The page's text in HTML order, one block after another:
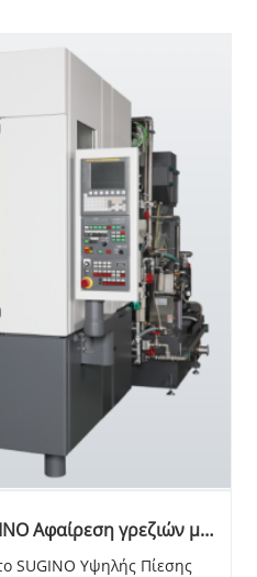
Αφαίρεση γρεζιών με
SUGINO Υψηλής Πίεσης